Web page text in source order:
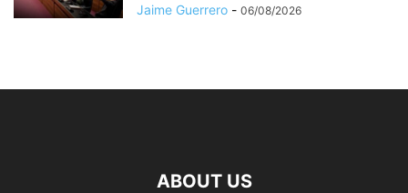
Jaime Guerrero - 06/08/2026
ABOUT US